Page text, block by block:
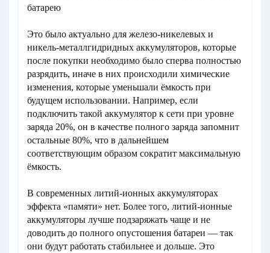
батарею
Это было актуально для железо-никелевых и
никель-металлгидридных аккумуляторов, которые
после покупки необходимо было сперва полностью
разрядить, иначе в них происходили химические
изменения, которые уменьшали ёмкость при
будущем использовании. Например, если
подключить такой аккумулятор к сети при уровне
заряда 20%, он в качестве полного заряда запомнит
остальные 80%, что в дальнейшем
соответствующим образом сократит максимальную
ёмкость.
В современных литий-ионных аккумуляторах
эффекта «памяти» нет. Более того, литий-ионные
аккумуляторы лучше подзаряжать чаще и не
доводить до полного опустошения батареи — так
они будут работать стабильнее и дольше. Это